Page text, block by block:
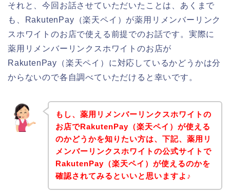
それと、今回お話させていただいたことは、あくまで
も、RakutenPay（楽天ペイ）が薬用リメンバーリンク
スホワイトのお店で使える前提でのお話です。実際に
薬用リメンバーリンクスホワイトのお店が
RakutenPay（楽天ペイ）に対応しているかどうかは分
からないので各自調べていただけると幸いです。
もし、薬用リメンバーリンクスホワイトの
お店でRakutenPay（楽天ペイ）が使える
のかどうかを知りたい方は、下記、薬用リ
メンバーリンクスホワイトの公式サイトで
RakutenPay（楽天ペイ）が使えるのかを
確認されてみるといいと思いますよ♪